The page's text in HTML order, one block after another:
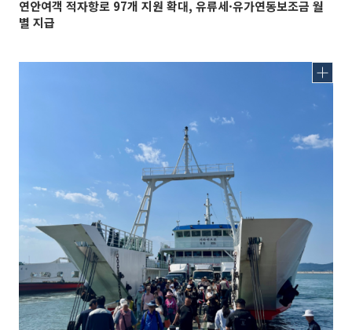
연안여객 적자항로 97개 지원 확대, 유류세·유가연동보조금 월
별 지급